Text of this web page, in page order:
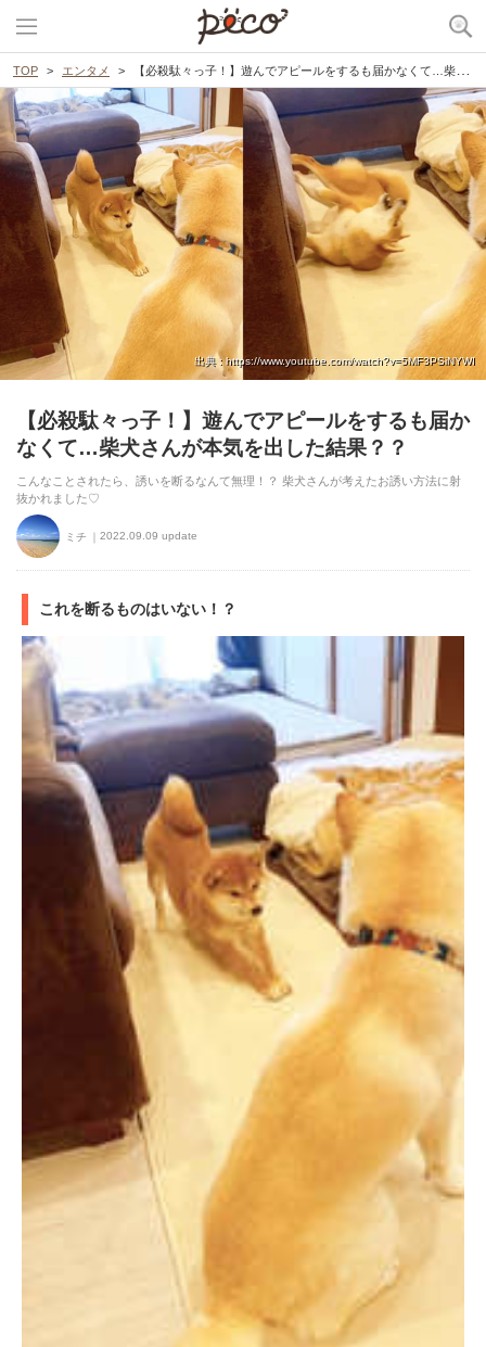
TOP エンタメ 【必殺駄々っ子！】遊んでアピールをするも届かなくて…柴犬さんが本気を出した結果？？
出典 : https://www.youtube.com/watch?v=5MF3PSiNYWI
【必殺駄々っ子！】遊んでアピールをするも届か
なくて…柴犬さんが本気を出した結果？？
こんなことされたら、誘いを断るなんて無理！？ 柴犬さんが考えたお誘い方法に射
抜かれました♡
ミチ 2022.09.09 update
これを断るものはいない！？